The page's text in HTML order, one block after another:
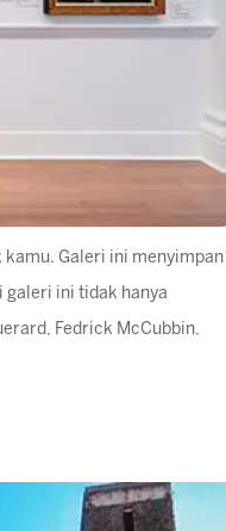
kamu. Galeri ini menyimpan
galeri ini tidak hanya
Fedrick McCubbin,